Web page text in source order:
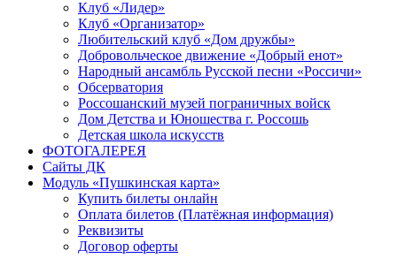
Клуб «Лидер»
Клуб «Организатор»
Любительский клуб «Дом дружбы»
Добровольческое движение «Добрый енот»
Народный ансамбль Русской песни «Россичи»
Обсерватория
Россошанский музей пограничных войск
Дом Детства и Юношества г. Россошь
Детская школа искусств
ФОТОГАЛЕРЕЯ
Сайты ДК
Модуль «Пушкинская карта»
Купить билеты онлайн
Оплата билетов (Платёжная информация)
Реквизиты
Договор оферты